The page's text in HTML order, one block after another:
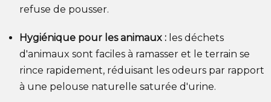
refuse de pousser.
Hygiénique pour les animaux : les déchets
d'animaux sont faciles à ramasser et le terrain se
rince rapidement, réduisant les odeurs par rapport
à une pelouse naturelle saturée d'urine.